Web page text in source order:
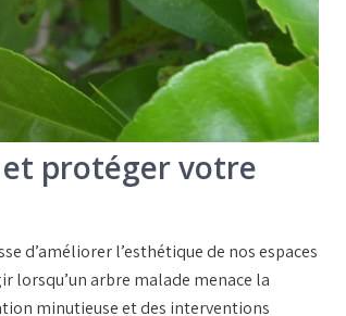
protéger votre
d’améliorer l’esthétiquede nos espaces
lorsqu’unarbre malade menace la
minutieuse et des interventions